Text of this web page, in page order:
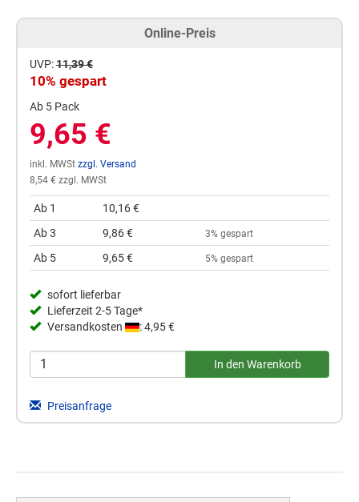
Online-Preis
UVP:11,39 €
10% gespart
Ab 5 Pack
9,65 €
inkl. MWSt zzgl. Versand
8,54 € zzgl. MWSt
Ab 1
10,16 €
Ab 3
9,86 € 3% gespart
Ab 5 9,65 € 5% gespart
sofort lieferbar
Lieferzeit 2-5 Tage*
Versandkosten
: 4,95 €
Preisanfrage